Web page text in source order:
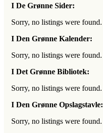
I De Grønne Sider:
Sorry, no listings were found.
I Den Grønne Kalender:
Sorry, no listings were found.
I Det Grønne Bibliotek:
Sorry, no listings were found.
I Den Grønne Opslagstavle:
Sorry, no listings were found.